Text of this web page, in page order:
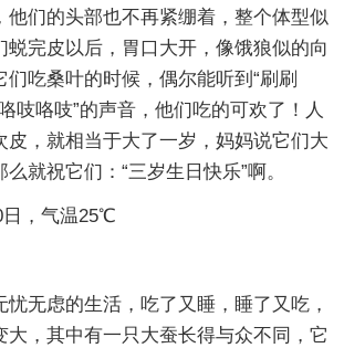
他们的头部也不再紧绷着，整个体型似
蜕完皮以后，胃口大开，像饿狼似的向
们吃桑叶的时候，偶尔能听到“刷刷
吱咯吱”的声音，他们吃的可欢了！人
皮，就相当于大了一岁，妈妈说它们大
就祝它们：“三岁生日快乐”啊。
日，气温25℃
忧无虑的生活，吃了又睡，睡了又吃，
大，其中有一只大蚕长得与众不同，它